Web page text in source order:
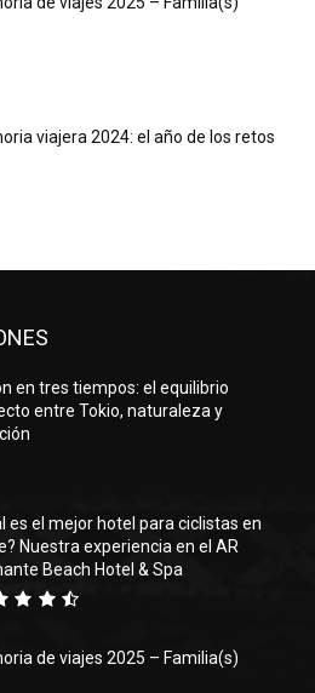
viajera 2024: el año de los retos
en tres tiempos: el equilibrio
entre Tokio, naturaleza y
es el mejor hotel para ciclistas en
Nuestra experiencia en el AR
Beach Hotel & Spa
de viajes 2025 – Familia(s)